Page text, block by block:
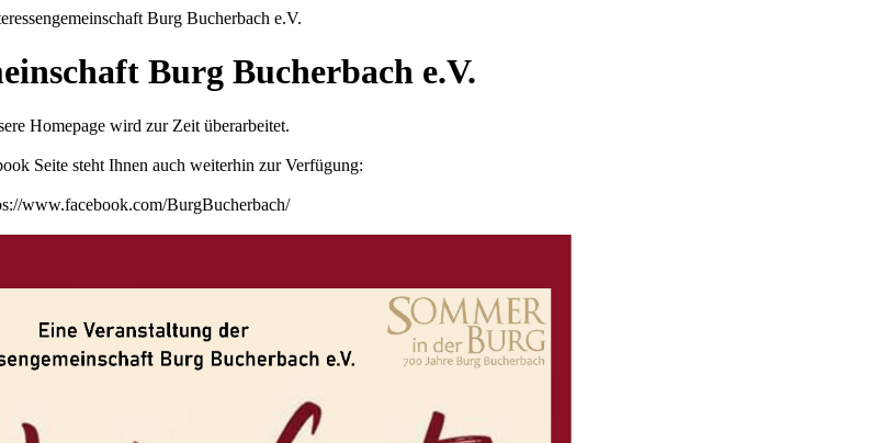
Burg Bucherbach e.V.
Homepage wird zur Zeit überarbeitet.
Seite steht Ihnen auch weiterhin zur Verfügung:
www.facebook.com/BurgBucherbach/